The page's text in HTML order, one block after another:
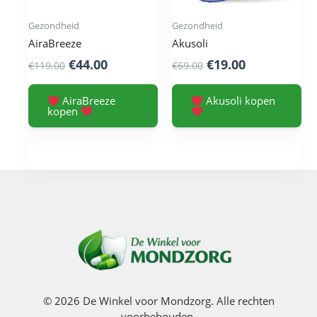
Gezondheid
AiraBreeze
€119.00 Original
was:
€119.00.
€44.00Current
is:
AiraBreeze
kopen
Gezondheid
Akusoli
€69.00 Original
was:
€19.00Current
is:
€19.00.
Akusoli kopen
© 2026 De Winkel voor Mondzorg. Alle rechten